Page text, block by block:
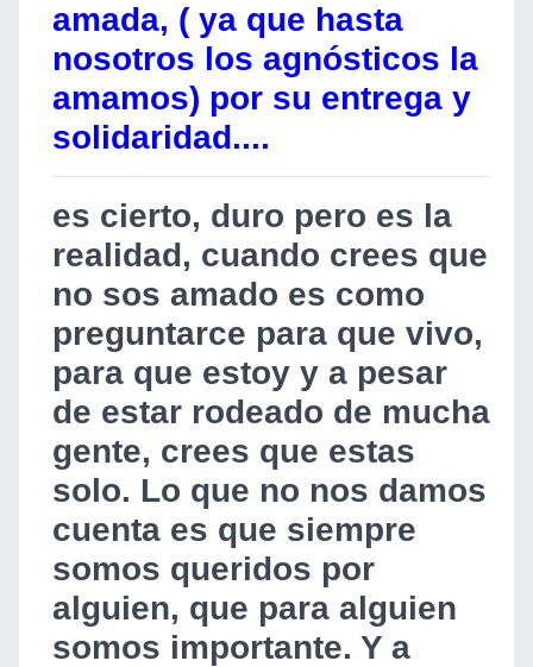
amada, ( ya que hasta
nosotros los agnósticos la
amamos) por su entrega y
solidaridad....
es cierto, duro pero es la
realidad, cuando crees que
no sos amado es como
preguntarce para que vivo,
para que estoy y a pesar
de estar rodeado de mucha
gente, crees que estas
solo. Lo que no nos damos
cuenta es que siempre
somos queridos por
alguien, que para alguien
somos importante. Y a